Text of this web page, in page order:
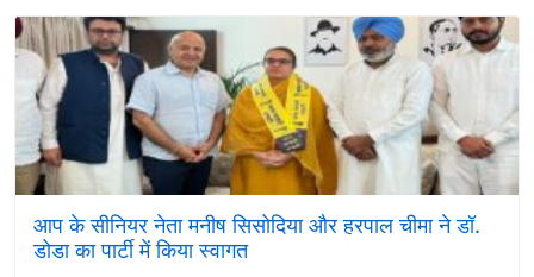
आप के सीनियर नेता मनीष सिसोदिया और हरपाल चीमा ने डॉ.
डोडा का पार्टी में किया स्वागत